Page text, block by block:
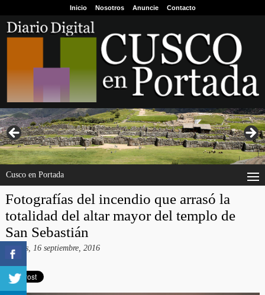
Inicio Nosotros Anuncie Contacto
Cusco en Portada
Fotografías del incendio que arrasó la
totalidad del altar mayor del templo de
San Sebastián
viernes, 16 septiembre, 2016